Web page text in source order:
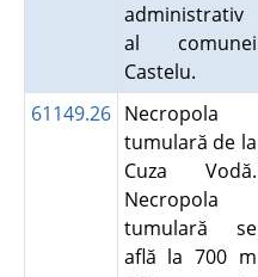
administrativ
al comunei
Castelu.
61149.26 Necropola
tumulară de la
Cuza Vodă.
Necropola
tumulară se
află la 700 m